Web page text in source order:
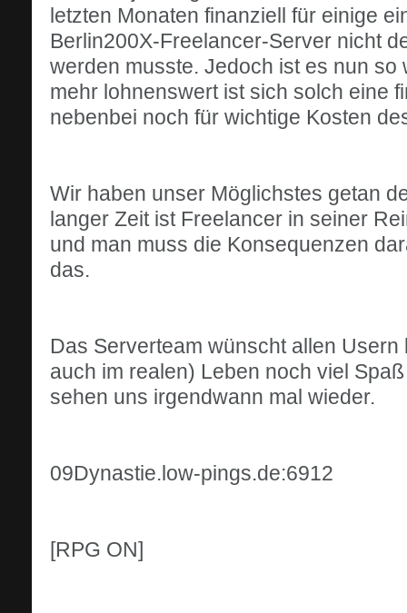
letzten Monaten finanziell für einige
Berlin200X-Freelancer-Server nicht
werden musste. Jedoch ist es nun
mehr lohnenswert ist sich solch eine
nebenbei noch für wichtige Kosten
Wir haben unser Möglichstes getan
langer Zeit ist Freelancer in seiner
und man muss die Konsequenzen
das.
Das Serverteam wünscht allen
auch im realen) Leben noch viel
sehen uns irgendwann mal wieder.
09Dynastie.low-pings.de:6912
[RPG ON]